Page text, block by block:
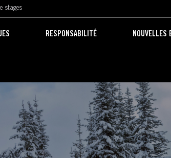
stages
RESPONSABILITÉ NOUVELLES